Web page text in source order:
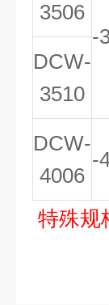
3506
-
DCW-
3510
DCW-
4006
-
特殊规